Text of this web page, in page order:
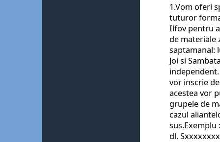
1.Vom oferi
tuturor
Ilfov pentru
de materiale
saptamanal:
Joi si
vor inscrie de
acestea vor
grupele de
cazul
sus.Exemplu
dl.